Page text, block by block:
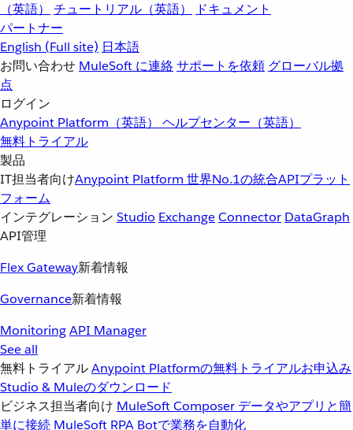
（英語）
チュートリアル（英語）
ドキュメント
パートナー
English (Full site) 日本語
お問い合わせ MuleSoft に連絡サポートを依頼 グローバル拠
点
ログイン
Anypoint Platform（英語） ヘルプセンター（英語）
無料トライアル
製品
IT担当者向けAnypoint Platform 世界No.1の統合APIプラット
フォーム
インテグレーション Studio ExchangeConnector DataGraph
API管理
Flex Gateway新着情報
Governance新着情報
MonitoringAPI Manager
See all
無料トライアルAnypoint Platformの無料トライアルお申込み
Studio & Muleのダウンロード
ビジネス担当者向け MuleSoft Composer データやアプリと簡
単に接続 MuleSoft RPA Botで業務を自動化